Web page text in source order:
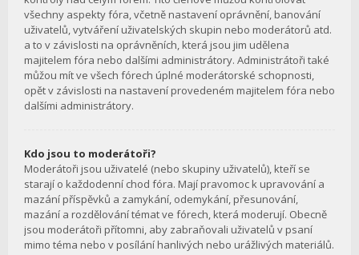
všechny aspekty fóra, včetně nastavení oprávnění, banování
uživatelů, vytváření uživatelských skupin nebo moderátorů atd.
a to v závislosti na oprávněních, která jsou jim udělena
majitelem fóra nebo dalšími administrátory. Administrátoři také
můžou mít ve všech fórech úplné moderátorské schopnosti,
opět v závislosti na nastavení provedeném majitelem fóra nebo
dalšími administrátory.
Kdo jsou to moderátoři?
Moderátoři jsou uživatelé (nebo skupiny uživatelů), kteří se
starají o každodenní chod fóra. Mají pravomoc k upravování a
mazání příspěvků a zamykání, odemykání, přesunování,
mazání a rozdělování témat ve fórech, která moderují. Obecně
jsou moderátoři přítomni, aby zabraňovali uživatelů v psaní
mimo téma nebo v posílání hanlivých nebo urážlivých materiálů.